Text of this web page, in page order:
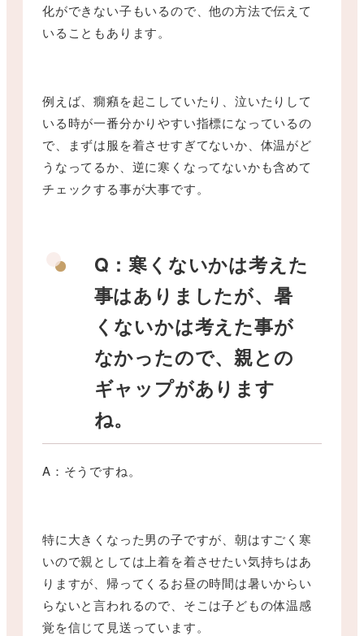
化ができない子もいるので、他の方法で伝えて
いることもあります。
例えば、癇癪を起こしていたり、泣いたりして
いる時が一番分かりやすい指標になっているの
で、まずは服を着させすぎてないか、体温がど
うなってるか、逆に寒くなってないかも含めて
チェックする事が大事です。
Q：寒くないかは考えた
事はありましたが、暑
くないかは考えた事が
なかったので、親との
ギャップがあります
ね。
A：そうですね。
特に大きくなった男の子ですが、朝はすごく寒
いので親としては上着を着させたい気持ちはあ
りますが、帰ってくるお昼の時間は暑いからい
らないと言われるので、そこは子どもの体温感
覚を信じて見送っています。